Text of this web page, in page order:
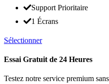
Support Prioritaire
1 Écrans
Sélectionner
Essai Gratuit de 24 Heures
Testez notre service premium